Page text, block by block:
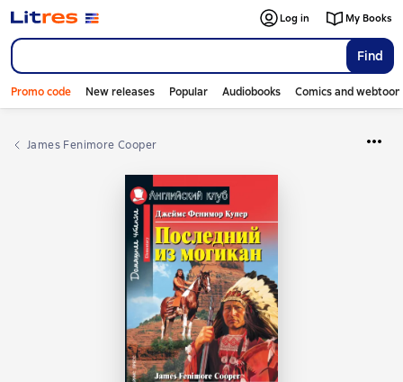
Find
Log in My Books
Promo code New releases Popular Audiobooks Comics and
James Fenimore Cooper